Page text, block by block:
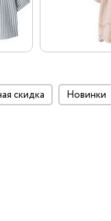
скидка Новинки